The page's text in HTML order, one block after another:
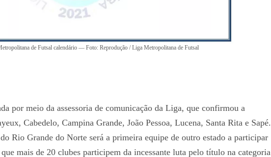
de Futsal calendário — Foto: Reprodução / Liga Metropolitana de Futsal
por meio da assessoria de comunicação da Liga, que confirmou a
Cabedelo, Campina Grande, João Pessoa, Lucena, Santa Rita e Sapé.
Rio Grande do Norte será a primeira equipe de outro estado a participar
mais de 20 clubes participem da incessante luta pelo título na categoria